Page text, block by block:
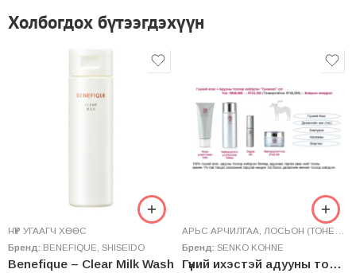
Холбогдох бүтээгдэхүүн
НҮҮР УГААГЧ ХӨӨС
Бренд: BENEFIQUE SHISEIDO
Benefique – Clear Milk Wash
AРЬС АРЧИЛГАА ЛОСЬОН (ТОНЕР)
Бренд: SENKO KOHNE
Гүүний ихэстэй адууны тосон “Тунамал” сэт